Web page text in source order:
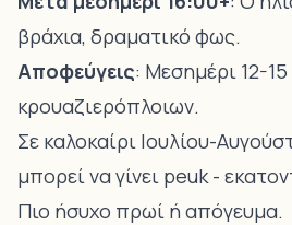
βράχια, δραματικό φως.
Αποφεύγεις: Μεσημέρι 12-
κρουαζιερόπλοιων.
Σε καλοκαίρι Ιουλίου-
μπορεί να γίνει peuk -
Πιο ήσυχο πρωί ή απόγευμα.